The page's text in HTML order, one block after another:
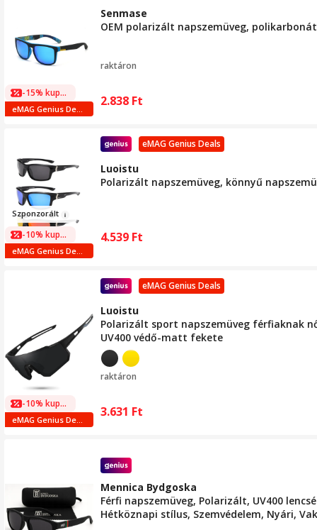
-15% kuponnal
Senmase
OEM polarizált napszemüveg,
raktáron
2.838 Ft
Szponzorált
-10% kuponnal
eMAG Genius Deals
Luoistu
Polarizált napszemüveg, könnyű
4.539 Ft
-10% kuponnal
eMAG Genius Deals
Luoistu
Polarizált sport napszemüveg férfiaknak
UV400 védő-matt fekete
raktáron
3.631 Ft
Mennica Bydgoska
Férfi napszemüveg, Polarizált, UV400
Hétköznapi stílus, Szemvédelem, Nyári,